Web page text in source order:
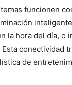
funcionen
la hora del día, o
conectividad
de